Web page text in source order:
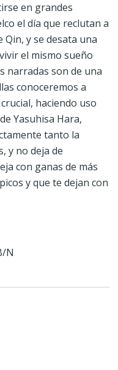
en grandes
el día que reclutan a
y se desata una
el mismo sueño
narradas son de una
conoceremos a
haciendo uso
Yasuhisa Hara,
tanto la
y no deja de
con ganas de más
y que te dejan con
N